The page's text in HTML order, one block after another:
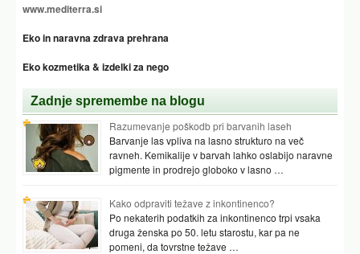
www.mediterra.si
Eko in naravna zdrava prehrana
Eko kozmetika & izdelki za nego
Zadnje spremembe na blogu
Razumevanje poškodb pri barvanih laseh
Barvanje las vpliva na lasno strukturo na več
ravneh. Kemikalije v barvah lahko oslabijo naravne
pigmente in prodrejo globoko v lasno …
Kako odpraviti težave z inkontinenco?
Po nekaterih podatkih za inkontinenco trpi vsaka
druga ženska po 50. letu starostu, kar pa ne
pomeni, da tovrstne težave …